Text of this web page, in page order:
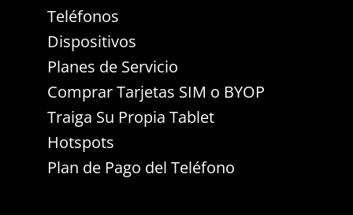
Teléfonos
Dispositivos
Planes de Servicio
Comprar Tarjetas SIM o BYOP
Traiga Su Propia Tablet
Hotspots
Plan de Pago del Teléfono